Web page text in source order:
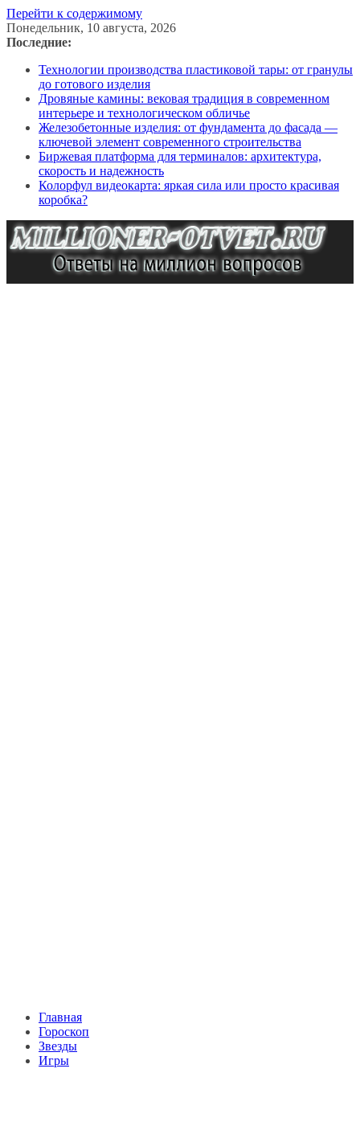
Перейти к содержимому
Понедельник, 10 августа, 2026
Последние:
Технологии производства пластиковой тары: от гранулы
до готового изделия
Дровяные камины: вековая традиция в современном
интерьере и технологическом обличье
Железобетонные изделия: от фундамента до фасада —
ключевой элемент современного строительства
Биржевая платформа для терминалов: архитектура,
скорость и надежность
Колорфул видеокарта: яркая сила или просто красивая
коробка?
Главная
Гороскоп
Звезды
Игры